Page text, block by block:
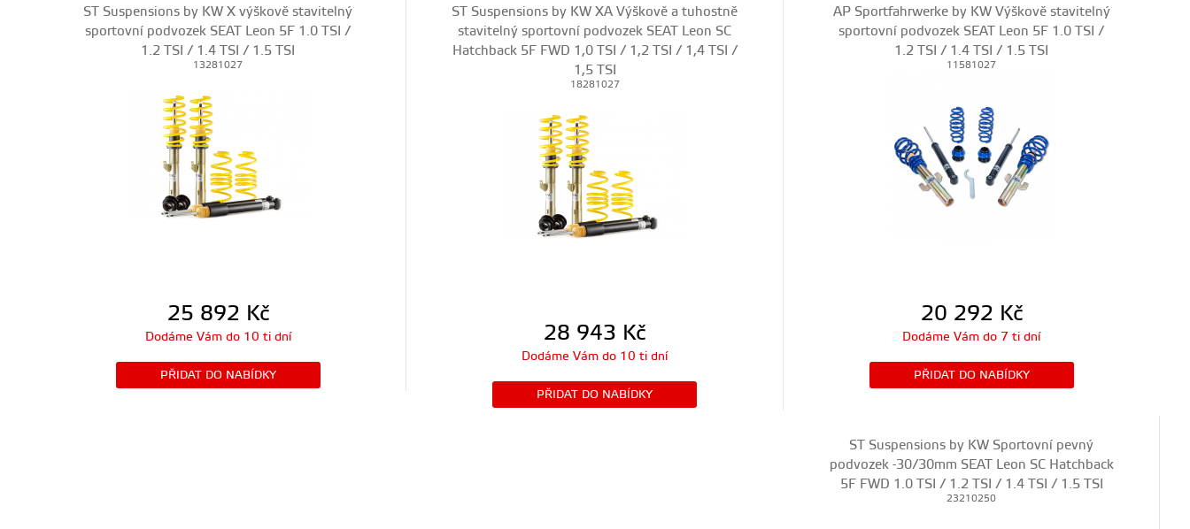
ST Suspensions by KW X výškově stavitelný
sportovní podvozek SEAT Leon 5F 1.0 TSI /
1.2 TSI / 1.4 TSI / 1.5 TSI
13281027
25 892 Kč
Dodáme Vám do 10 ti dní
PŘIDAT DO NABÍDKY
ST Suspensions by KW XA Výškově a tuhostně
stavitelný sportovní podvozek SEAT Leon SC
Hatchback 5F FWD 1,0 TSI / 1,2 TSI / 1,4 TSI /
1,5 TSI
18281027
28 943 Kč
Dodáme Vám do 10 ti dní
PŘIDAT DO NABÍDKY
AP Sportfahrwerke by KW Výškově stavitelný
sportovní podvozek SEAT Leon 5F 1.0 TSI /
1.2 TSI / 1.4 TSI / 1.5 TSI
11581027
20 292 Kč
Dodáme Vám do 7 ti dní
PŘIDAT DO NABÍDKY
ST Suspensions by KW Sportovní pevný
podvozek -30/30mm SEAT Leon SC Hatchback
5F FWD 1.0 TSI / 1.2 TSI / 1.4 TSI / 1.5 TSI
23210250